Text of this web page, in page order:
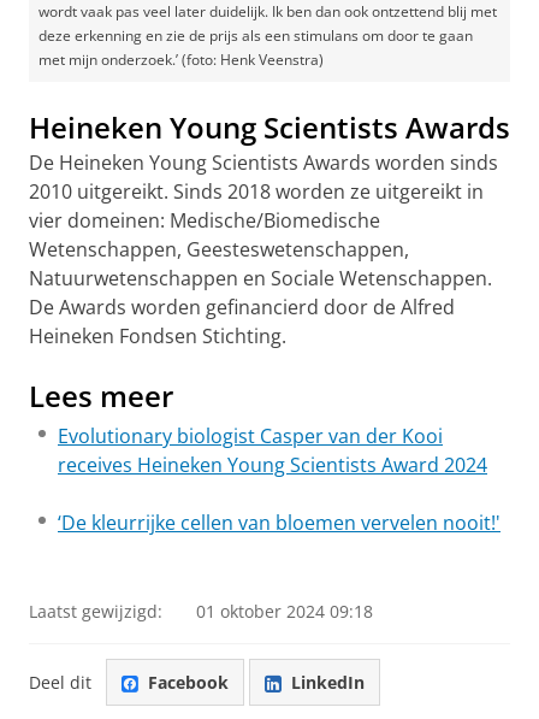
wordt vaak pas veel later duidelijk. Ik ben dan ook ontzettend blij met
deze erkenning en zie de prijs als een stimulans om door te gaan
met mijn onderzoek.’ (foto: Henk Veenstra)
Heineken Young Scientists Awards
De Heineken Young Scientists Awards worden sinds
2010 uitgereikt. Sinds 2018 worden ze uitgereikt in
vier domeinen: Medische/Biomedische
Wetenschappen, Geesteswetenschappen,
Natuurwetenschappen en Sociale Wetenschappen.
De Awards worden gefinancierd door de Alfred
Heineken Fondsen Stichting.
Lees meer
Evolutionary biologist Casper van der Kooi
receives Heineken Young Scientists Award 2024
‘De kleurrijke cellen van bloemen vervelen nooit!'
Laatst gewijzigd: 01 oktober 2024 09:18
Deel dit Facebook LinkedIn